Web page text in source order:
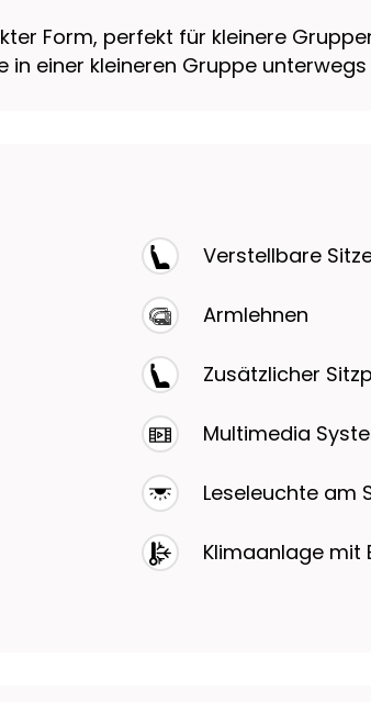
Form, perfekt für kleinere
in einer kleineren Gruppe unterwegs
Verstellbare
Armlehnen
Zusätzlicher
Multimedia
Leseleuchte am
Klimaanlage mit